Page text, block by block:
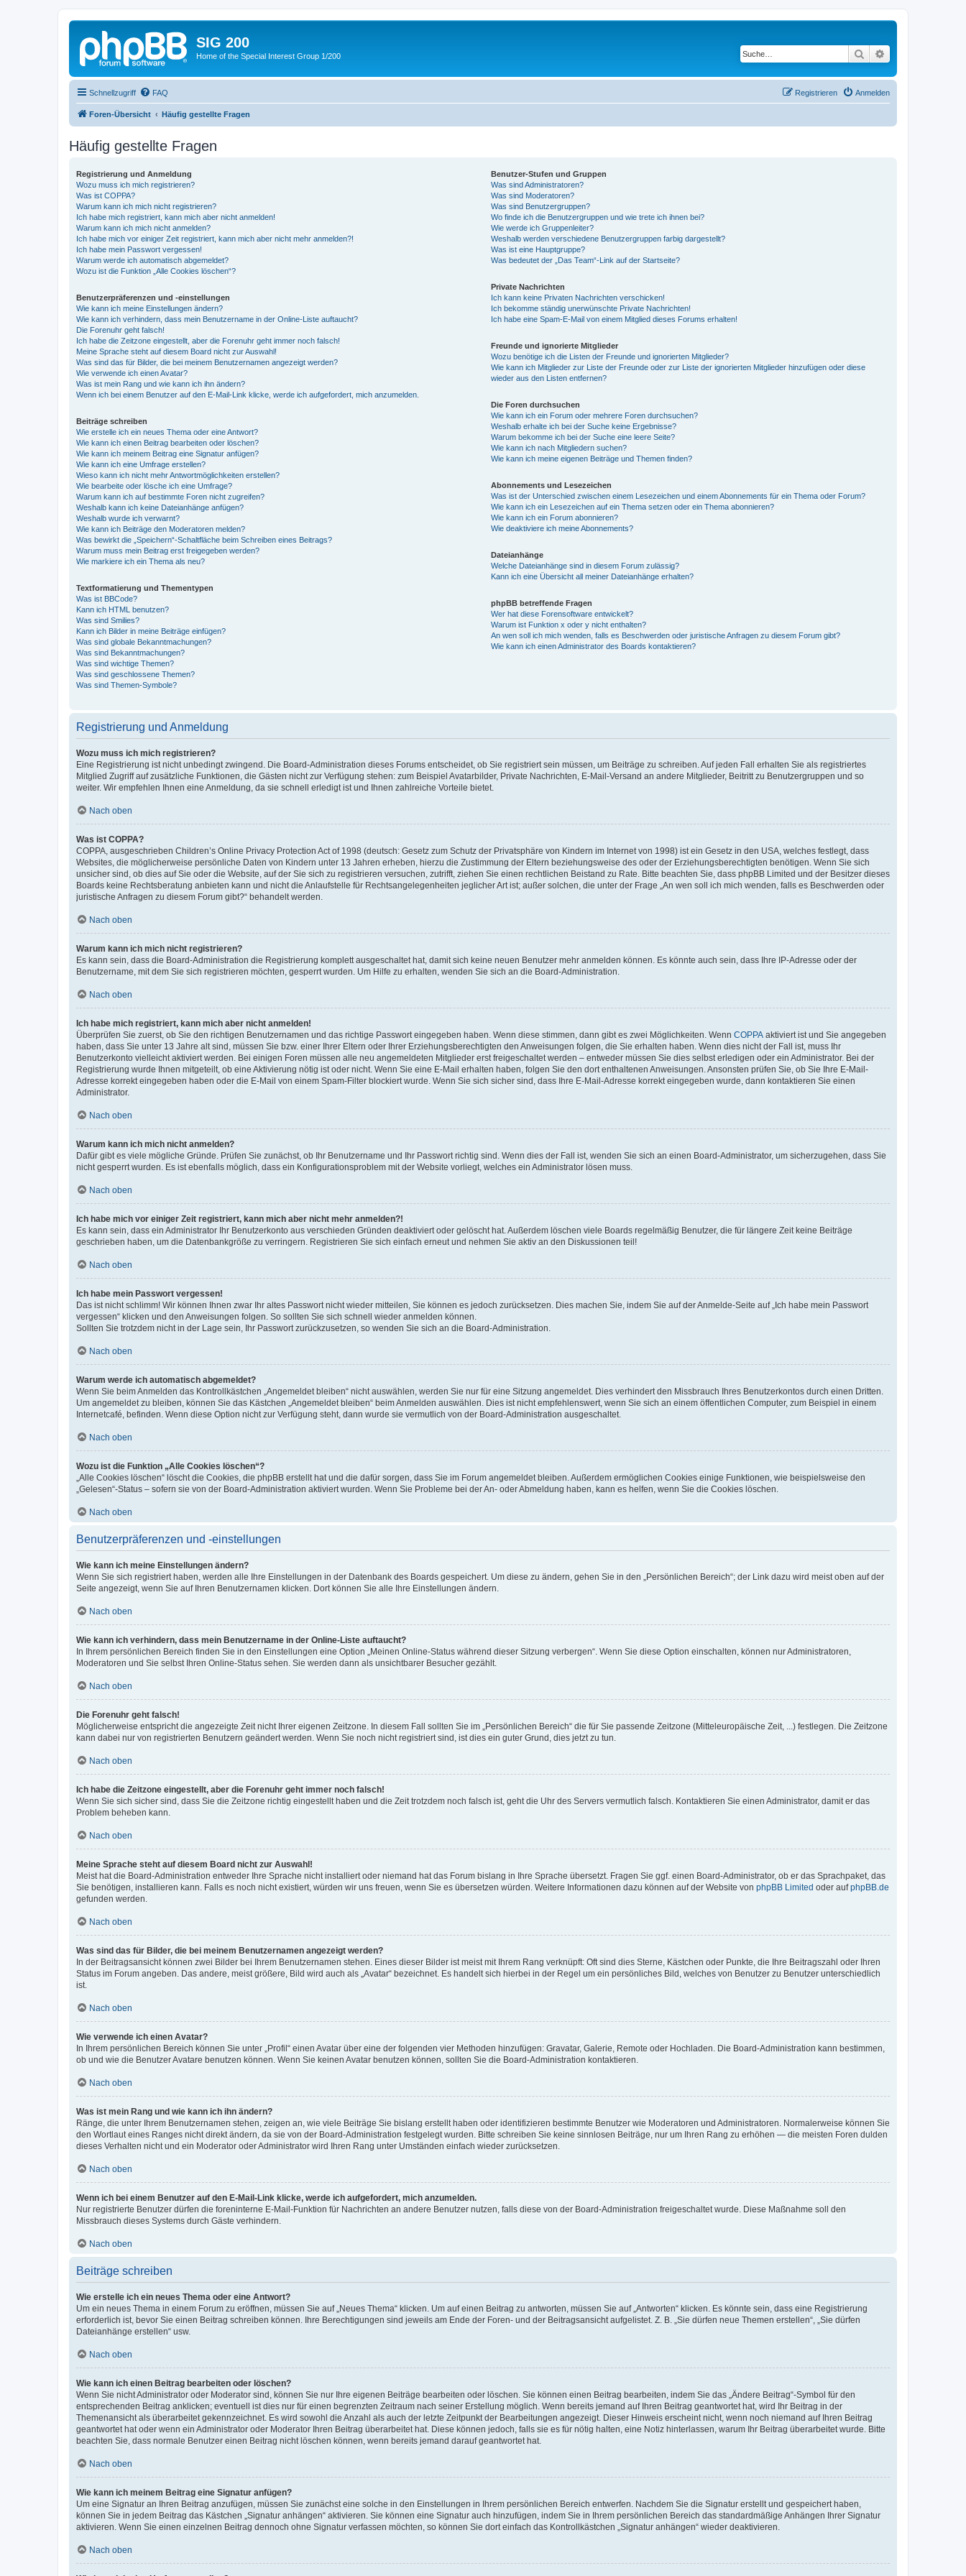
SIG 200
Home of the Special Interest Group 1/200 Suche
Schnellzugriff FAQ Anmelden
Registrieren
Foren-Übersicht Häufig gestellte Fragen
Häufig gestellte Fragen
Registrierung und Anmeldung
Wozu muss ich mich registrieren?
Was ist COPPA?
Warum kann ich mich nicht registrieren?
Ich habe mich registriert, kann mich aber nicht anmelden!
Warum kann ich mich nicht anmelden?
Ich habe mich vor einiger Zeit registriert, kann mich aber nicht mehr anmelden?!
Ich habe mein Passwort vergessen!
Warum werde ich automatisch abgemeldet?
Wozu ist die Funktion „Alle Cookies löschen“?
Benutzerpräferenzen und -einstellungen
Wie kann ich meine Einstellungen ändern?
Wie kann ich verhindern, dass mein Benutzername in der Online-Liste auftaucht?
Die Forenuhr geht falsch!
Ich habe die Zeitzone eingestellt, aber die Forenuhr geht immer noch falsch!
Meine Sprache steht auf diesem Board nicht zur Auswahl!
Was sind das für Bilder, die bei meinem Benutzernamen angezeigt werden?
Wie verwende ich einen Avatar?
Was ist mein Rang und wie kann ich ihn ändern?
Wenn ich bei einem Benutzer auf den E-Mail-Link klicke, werde ich aufgefordert, mich anzumelden.
Beiträge schreiben
Wie erstelle ich ein neues Thema oder eine Antwort?
Wie kann ich einen Beitrag bearbeiten oder löschen?
Wie kann ich meinem Beitrag eine Signatur anfügen?
Wie kann ich eine Umfrage erstellen?
Wieso kann ich nicht mehr Antwortmöglichkeiten erstellen?
Wie bearbeite oder lösche ich eine Umfrage?
Warum kann ich auf bestimmte Foren nicht zugreifen?
Weshalb kann ich keine Dateianhänge anfügen?
Weshalb wurde ich verwarnt?
Wie kann ich Beiträge den Moderatoren melden?
Was bewirkt die „Speichern“-Schaltfläche beim Schreiben eines Beitrags?
Warum muss mein Beitrag erst freigegeben werden?
Wie markiere ich ein Thema als neu?
Textformatierung und Thementypen
Was ist BBCode?
Kann ich HTML benutzen?
Was sind Smilies?
Kann ich Bilder in meine Beiträge einfügen?
Was sind globale Bekanntmachungen?
Was sind Bekanntmachungen?
Was sind wichtige Themen?
Was sind geschlossene Themen?
Was sind Themen-Symbole?
Benutzer-Stufen und Gruppen
Was sind Administratoren?
Was sind Moderatoren?
Was sind Benutzergruppen?
Wo finde ich die Benutzergruppen und wie trete ich ihnen bei?
Wie werde ich Gruppenleiter?
Weshalb werden verschiedene Benutzergruppen farbig dargestellt?
Was ist eine Hauptgruppe?
Was bedeutet der „Das Team“-Link auf der Startseite?
Private Nachrichten
Ich kann keine Privaten Nachrichten verschicken!
Ich bekomme ständig unerwünschte Private Nachrichten!
Ich habe eine Spam-E-Mail von einem Mitglied dieses Forums erhalten!
Freunde und ignorierte Mitglieder
Wozu benötige ich die Listen der Freunde und ignorierten Mitglieder?
Wie kann ich Mitglieder zur Liste der Freunde oder zur Liste der ignorierten Mitglieder hinzufügen oder diese
wieder aus den Listen entfernen?
Die Foren durchsuchen
Wie kann ich ein Forum oder mehrere Foren durchsuchen?
Weshalb erhalte ich bei der Suche keine Ergebnisse?
Warum bekomme ich bei der Suche eine leere Seite?
Wie kann ich nach Mitgliedern suchen?
Wie kann ich meine eigenen Beiträge und Themen finden?
Abonnements und Lesezeichen
Was ist der Unterschied zwischen einem Lesezeichen und einem Abonnements für ein Thema oder Forum?
Wie kann ich ein Lesezeichen auf ein Thema setzen oder ein Thema abonnieren?
Wie kann ich ein Forum abonnieren?
Wie deaktiviere ich meine Abonnements?
Dateianhänge
Welche Dateianhänge sind in diesem Forum zulässig?
Kann ich eine Übersicht all meiner Dateianhänge erhalten?
phpBB betreffende Fragen
Wer hat diese Forensoftware entwickelt?
Warum ist Funktion x oder y nicht enthalten?
An wen soll ich mich wenden, falls es Beschwerden oder juristische Anfragen zu diesem Forum gibt?
Wie kann ich einen Administrator des Boards kontaktieren?
Registrierung und Anmeldung
Wozu muss ich mich registrieren?
Eine Registrierung ist nicht unbedingt zwingend. Die Board-Administration dieses Forums entscheidet, ob Sie registriert sein müssen, um Beiträge zu schreiben. Auf jeden Fall erhalten Sie als registriertes
Mitglied Zugriff auf zusätzliche Funktionen, die Gästen nicht zur Verfügung stehen: zum Beispiel Avatarbilder, Private Nachrichten, E-Mail-Versand an andere Mitglieder, Beitritt zu Benutzergruppen und so
weiter. Wir empfehlen Ihnen eine Anmeldung, da sie schnell erledigt ist und Ihnen zahlreiche Vorteile bietet.
Nach oben
Was ist COPPA?
COPPA, ausgeschrieben Children’s Online Privacy Protection Act of 1998 (deutsch: Gesetz zum Schutz der Privatsphäre von Kindern im Internet von 1998) ist ein Gesetz in den USA, welches festlegt, dass
Websites, die möglicherweise persönliche Daten von Kindern unter 13 Jahren erheben, hierzu die Zustimmung der Eltern beziehungsweise des oder der Erziehungsberechtigten benötigen. Wenn Sie sich
unsicher sind, ob dies auf Sie oder die Website, auf der Sie sich zu registrieren versuchen, zutrifft, ziehen Sie einen rechtlichen Beistand zu Rate. Bitte beachten Sie, dass phpBB Limited und der Besitzer dieses
Boards keine Rechtsberatung anbieten kann und nicht die Anlaufstelle für Rechtsangelegenheiten jeglicher Art ist; außer solchen, die unter der Frage „An wen soll ich mich wenden, falls es Beschwerden oder
juristische Anfragen zu diesem Forum gibt?“ behandelt werden.
Nach oben
Warum kann ich mich nicht registrieren?
Es kann sein, dass die Board-Administration die Registrierung komplett ausgeschaltet hat, damit sich keine neuen Benutzer mehr anmelden können. Es könnte auch sein, dass Ihre IP-Adresse oder der
Benutzername, mit dem Sie sich registrieren möchten, gesperrt wurden. Um Hilfe zu erhalten, wenden Sie sich an die Board-Administration.
Nach oben
Ich habe mich registriert, kann mich aber nicht anmelden!
Überprüfen Sie zuerst, ob Sie den richtigen Benutzernamen und das richtige Passwort eingegeben haben. Wenn diese stimmen, dann gibt es zwei Möglichkeiten. Wenn COPPA aktiviert ist und Sie angegeben
haben, dass Sie unter 13 Jahre alt sind, müssen Sie bzw. einer Ihrer Eltern oder Ihrer Erziehungsberechtigten den Anweisungen folgen, die Sie erhalten haben. Wenn dies nicht der Fall ist, muss Ihr
Benutzerkonto vielleicht aktiviert werden. Bei einigen Foren müssen alle neu angemeldeten Mitglieder erst freigeschaltet werden – entweder müssen Sie dies selbst erledigen oder ein Administrator. Bei der
Registrierung wurde Ihnen mitgeteilt, ob eine Aktivierung nötig ist oder nicht. Wenn Sie eine E-Mail erhalten haben, folgen Sie den dort enthaltenen Anweisungen. Ansonsten prüfen Sie, ob Sie Ihre E-Mail-
Adresse korrekt eingegeben haben oder die E-Mail von einem Spam-Filter blockiert wurde. Wenn Sie sich sicher sind, dass Ihre E-Mail-Adresse korrekt eingegeben wurde, dann kontaktieren Sie einen
Administrator.
Nach oben
Warum kann ich mich nicht anmelden?
Dafür gibt es viele mögliche Gründe. Prüfen Sie zunächst, ob Ihr Benutzername und Ihr Passwort richtig sind. Wenn dies der Fall ist, wenden Sie sich an einen Board-Administrator, um sicherzugehen, dass Sie
nicht gesperrt wurden. Es ist ebenfalls möglich, dass ein Konfigurationsproblem mit der Website vorliegt, welches ein Administrator lösen muss.
Nach oben
Ich habe mich vor einiger Zeit registriert, kann mich aber nicht mehr anmelden?!
Es kann sein, dass ein Administrator Ihr Benutzerkonto aus verschieden Gründen deaktiviert oder gelöscht hat. Außerdem löschen viele Boards regelmäßig Benutzer, die für längere Zeit keine Beiträge
geschrieben haben, um die Datenbankgröße zu verringern. Registrieren Sie sich einfach erneut und nehmen Sie aktiv an den Diskussionen teil!
Nach oben
Ich habe mein Passwort vergessen!
Das ist nicht schlimm! Wir können Ihnen zwar Ihr altes Passwort nicht wieder mitteilen, Sie können es jedoch zurücksetzen. Dies machen Sie, indem Sie auf der Anmelde-Seite auf „Ich habe mein Passwort
vergessen“ klicken und den Anweisungen folgen. So sollten Sie sich schnell wieder anmelden können.
Sollten Sie trotzdem nicht in der Lage sein, Ihr Passwort zurückzusetzen, so wenden Sie sich an die Board-Administration.
Nach oben
Warum werde ich automatisch abgemeldet?
Wenn Sie beim Anmelden das Kontrollkästchen „Angemeldet bleiben“ nicht auswählen, werden Sie nur für eine Sitzung angemeldet. Dies verhindert den Missbrauch Ihres Benutzerkontos durch einen Dritten.
Um angemeldet zu bleiben, können Sie das Kästchen „Angemeldet bleiben“ beim Anmelden auswählen. Dies ist nicht empfehlenswert, wenn Sie sich an einem öffentlichen Computer, zum Beispiel in einem
Internetcafé, befinden. Wenn diese Option nicht zur Verfügung steht, dann wurde sie vermutlich von der Board-Administration ausgeschaltet.
Nach oben
Wozu ist die Funktion „Alle Cookies löschen“?
„Alle Cookies löschen“ löscht die Cookies, die phpBB erstellt hat und die dafür sorgen, dass Sie im Forum angemeldet bleiben. Außerdem ermöglichen Cookies einige Funktionen, wie beispielsweise den
„Gelesen“-Status – sofern sie von der Board-Administration aktiviert wurden. Wenn Sie Probleme bei der An- oder Abmeldung haben, kann es helfen, wenn Sie die Cookies löschen.
Nach oben
Benutzerpräferenzen und -einstellungen
Wie kann ich meine Einstellungen ändern?
Wenn Sie sich registriert haben, werden alle Ihre Einstellungen in der Datenbank des Boards gespeichert. Um diese zu ändern, gehen Sie in den „Persönlichen Bereich“; der Link dazu wird meist oben auf der
Seite angezeigt, wenn Sie auf Ihren Benutzernamen klicken. Dort können Sie alle Ihre Einstellungen ändern.
Nach oben
Wie kann ich verhindern, dass mein Benutzername in der Online-Liste auftaucht?
In Ihrem persönlichen Bereich finden Sie in den Einstellungen eine Option „Meinen Online-Status während dieser Sitzung verbergen“. Wenn Sie diese Option einschalten, können nur Administratoren,
Moderatoren und Sie selbst Ihren Online-Status sehen. Sie werden dann als unsichtbarer Besucher gezählt.
Nach oben
Die Forenuhr geht falsch!
Möglicherweise entspricht die angezeigte Zeit nicht Ihrer eigenen Zeitzone. In diesem Fall sollten Sie im „Persönlichen Bereich“ die für Sie passende Zeitzone (Mitteleuropäische Zeit, ...) festlegen. Die Zeitzone
kann dabei nur von registrierten Benutzern geändert werden. Wenn Sie noch nicht registriert sind, ist dies ein guter Grund, dies jetzt zu tun.
Nach oben
Ich habe die Zeitzone eingestellt, aber die Forenuhr geht immer noch falsch!
Wenn Sie sich sicher sind, dass Sie die Zeitzone richtig eingestellt haben und die Zeit trotzdem noch falsch ist, geht die Uhr des Servers vermutlich falsch. Kontaktieren Sie einen Administrator, damit er das
Problem beheben kann.
Nach oben
Meine Sprache steht auf diesem Board nicht zur Auswahl!
Meist hat die Board-Administration entweder Ihre Sprache nicht installiert oder niemand hat das Forum bislang in Ihre Sprache übersetzt. Fragen Sie ggf. einen Board-Administrator, ob er das Sprachpaket, das
Sie benötigen, installieren kann. Falls es noch nicht existiert, würden wir uns freuen, wenn Sie es übersetzen würden. Weitere Informationen dazu können auf der Website von phpBB Limited oder aufphpBB.de
gefunden werden.
Nach oben
Was sind das für Bilder, die bei meinem Benutzernamen angezeigt werden?
In der Beitragsansicht können zwei Bilder bei Ihrem Benutzernamen stehen. Eines dieser Bilder ist meist mit Ihrem Rang verknüpft: Oft sind dies Sterne, Kästchen oder Punkte, die Ihre Beitragszahl oder Ihren
Status im Forum angeben. Das andere, meist größere, Bild wird auch als „Avatar“ bezeichnet. Es handelt sich hierbei in der Regel um ein persönliches Bild, welches von Benutzer zu Benutzer unterschiedlich
ist.
Nach oben
Wie verwende ich einen Avatar?
In Ihrem persönlichen Bereich können Sie unter „Profil“ einen Avatar über eine der folgenden vier Methoden hinzufügen: Gravatar, Galerie, Remote oder Hochladen. Die Board-Administration kann bestimmen,
ob und wie die Benutzer Avatare benutzen können. Wenn Sie keinen Avatar benutzen können, sollten Sie die Board-Administration kontaktieren.
Nach oben
Was ist mein Rang und wie kann ich ihn ändern?
Ränge, die unter Ihrem Benutzernamen stehen, zeigen an, wie viele Beiträge Sie bislang erstellt haben oder identifizieren bestimmte Benutzer wie Moderatoren und Administratoren. Normalerweise können Sie
den Wortlaut eines Ranges nicht direkt ändern, da sie von der Board-Administration festgelegt wurden. Bitte schreiben Sie keine sinnlosen Beiträge, nur um Ihren Rang zu erhöhen — die meisten Foren dulden
dieses Verhalten nicht und ein Moderator oder Administrator wird Ihren Rang unter Umständen einfach wieder zurücksetzen.
Nach oben
Wenn ich bei einem Benutzer auf den E-Mail-Link klicke, werde ich aufgefordert, mich anzumelden.
Nur registrierte Benutzer dürfen die foreninterne E-Mail-Funktion für Nachrichten an andere Benutzer nutzen, falls diese von der Board-Administration freigeschaltet wurde. Diese Maßnahme soll den
Missbrauch dieses Systems durch Gäste verhindern.
Nach oben
Beiträge schreiben
Wie erstelle ich ein neues Thema oder eine Antwort?
Um ein neues Thema in einem Forum zu eröffnen, müssen Sie auf „Neues Thema“ klicken. Um auf einen Beitrag zu antworten, müssen Sie auf „Antworten“ klicken. Es könnte sein, dass eine Registrierung
erforderlich ist, bevor Sie einen Beitrag schreiben können. Ihre Berechtigungen sind jeweils am Ende der Foren- und der Beitragsansicht aufgelistet. Z. B. „Sie dürfen neue Themen erstellen“, „Sie dürfen
Dateianhänge erstellen“ usw.
Nach oben
Wie kann ich einen Beitrag bearbeiten oder löschen?
Wenn Sie nicht Administrator oder Moderator sind, können Sie nur Ihre eigenen Beiträge bearbeiten oder löschen. Sie können einen Beitrag bearbeiten, indem Sie das „Ändere Beitrag“-Symbol für den
entsprechenden Beitrag anklicken; eventuell ist dies nur für einen begrenzten Zeitraum nach seiner Erstellung möglich. Wenn bereits jemand auf Ihren Beitrag geantwortet hat, wird Ihr Beitrag in der
Themenansicht als überarbeitet gekennzeichnet. Es wird sowohl die Anzahl als auch der letzte Zeitpunkt der Bearbeitungen angezeigt. Dieser Hinweis erscheint nicht, wenn noch niemand auf Ihren Beitrag
geantwortet hat oder wenn ein Administrator oder Moderator Ihren Beitrag überarbeitet hat. Diese können jedoch, falls sie es für nötig halten, eine Notiz hinterlassen, warum Ihr Beitrag überarbeitet wurde. Bitte
beachten Sie, dass normale Benutzer einen Beitrag nicht löschen können, wenn bereits jemand darauf geantwortet hat.
Nach oben
Wie kann ich meinem Beitrag eine Signatur anfügen?
Um eine Signatur an Ihren Beitrag anzufügen, müssen Sie zunächst eine solche in den Einstellungen in Ihrem persönlichen Bereich entwerfen. Nachdem Sie die Signatur erstellt und gespeichert haben,
können Sie in jedem Beitrag das Kästchen „Signatur anhängen“ aktivieren. Sie können eine Signatur auch hinzufügen, indem Sie in Ihrem persönlichen Bereich das standardmäßige Anhängen Ihrer Signatur
aktivieren. Wenn Sie einen einzelnen Beitrag dennoch ohne Signatur verfassen möchten, so können Sie dort einfach das Kontrollkästchen „Signatur anhängen“ wieder deaktivieren.
Nach oben